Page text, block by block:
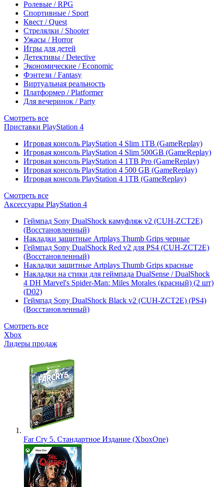
Ролевые / RPG
Спортивные / Sport
Квест / Quest
Стрелялки / Shooter
Ужасы / Horror
Игры для детей
Детективы / Detective
Экономические / Economic
Фэнтези / Fantasy
Виртуальная реальность
Платформер / Platformer
Для вечеринок / Party
Смотреть все
Приставки PlayStation 4
Игровая консоль PlayStation 4 Slim 1TB (GameReplay)
Игровая консоль PlayStation 4 Slim 500GB (GameReplay)
Игровая консоль PlayStation 4 1TB Pro (GameReplay)
Игровая консоль PlayStation 4 500 GB (GameReplay)
Игровая консоль PlayStation 4 1TB (GameReplay)
Смотреть все
Аксессуары PlayStation 4
Геймпад Sony DualShock камуфляж v2 (CUH-ZCT2E)
(Восстановленный)
Накладки защитные Artplays Thumb Grips черные
Геймпад Sony DualShock Red v2 для PS4 (CUH-ZCT2E)
(Восстановленный)
Накладки защитные Artplays Thumb Grips красные
Накладки на стики для геймпада DualSense / DualShock
4 DH Marvel's Spider-Man: Miles Morales (красный) (2 шт)
(D02)
Геймпад Sony DualShock Black v2 (CUH-ZCT2E) (PS4)
(Восстановленный)
Смотреть все
Xbox
Лидеры продаж
Far Cry 5. Стандартное Издание (XboxOne)